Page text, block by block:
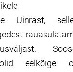
Uinrast,
eelkõige